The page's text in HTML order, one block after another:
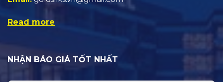
Read more
NHẬN BÁO GIÁ TỐT NHẤT